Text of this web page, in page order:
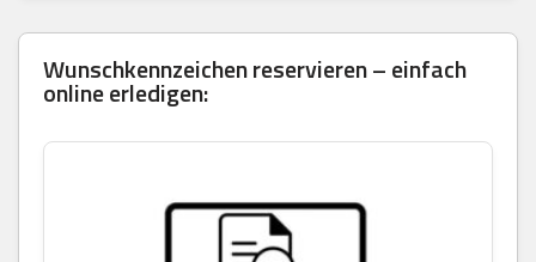
Wunschkennzeichen reservieren – einfach
online erledigen: